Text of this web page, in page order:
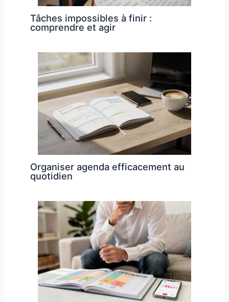
Tâches impossibles à finir :
comprendre et agir
Organiser agenda efficacement au
quotidien